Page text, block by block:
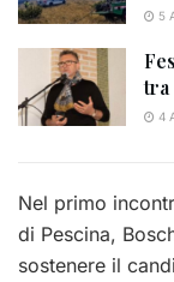
5
tra
4
Nel primo
di Pescina,
sostenere il